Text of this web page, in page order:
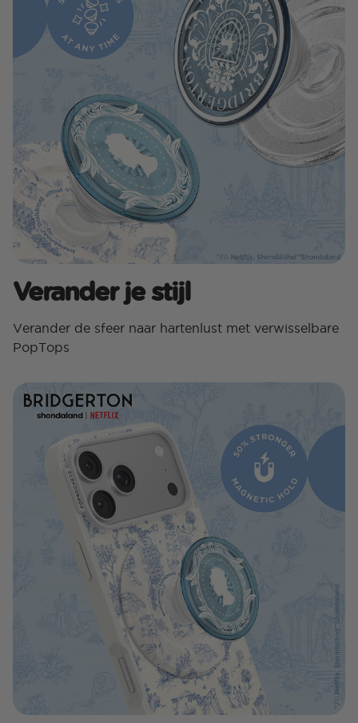
Verander je stijl
Verander de sfeer naar hartenlust met verwisselbare
PopTops